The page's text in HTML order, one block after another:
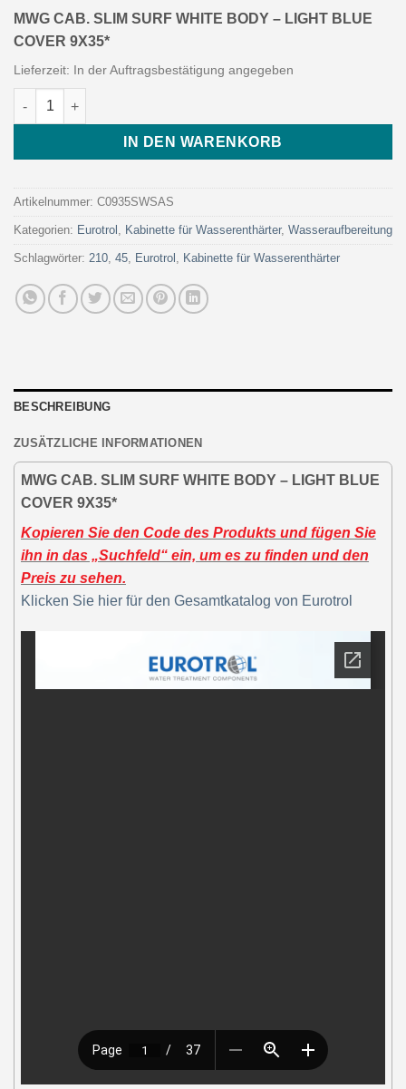
MWG CAB. SLIM SURF WHITE BODY – LIGHT BLUE
COVER 9X35*
Lieferzeit: In der Auftragsbestätigung angegeben
MWG CAB. SLIM SURF WHITE BODY - LIGHT BLUE COVER
IN DEN WARENKORB
Artikelnummer: C0935SWSAS
Kategorien: Eurotrol , Kabinette für Wasserenthärter, Wasseraufbereitung
Schlagwörter: 210, 45, Eurotrol , Kabinette für Wasserenthärter
BESCHREIBUNG
ZUSÄTZLICHE INFORMATIONEN
MWG CAB. SLIM SURF WHITE BODY – LIGHT BLUE
COVER 9X35*
Kopieren Sie den Code des Produkts und fügen Sie
ihn in das „Suchfeld“ ein, um es zu finden und den
Preis zu sehen.
Klicken Sie hier für den Gesamtkatalog von Eurotrol